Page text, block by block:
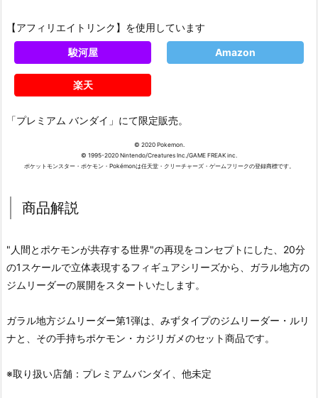
【アフィリエイトリンク】を使用しています
駿河屋 Amazon
楽天
「プレミアム バンダイ」にて限定販売。
© 2020 Pokemon.
© 1995-2020 Nintendo/Creatures Inc./GAME FREAK inc.
ポケットモンスター・ポケモン・Pokémonは任天堂・クリーチャーズ・ゲームフリークの登録商標です。
商品解説
"人間とポケモンが共存する世界"の再現をコンセプトにした、20分
の1スケールで立体表現するフィギュアシリーズから、ガラル地方の
ジムリーダーの展開をスタートいたします。
ガラル地方ジムリーダー第1弾は、みずタイプのジムリーダー・ルリ
ナと、その手持ちポケモン・カジリガメのセット商品です。
※取り扱い店舗：プレミアムバンダイ、他未定